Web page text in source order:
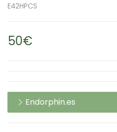
E42HPCS
50€
Endorphin.es